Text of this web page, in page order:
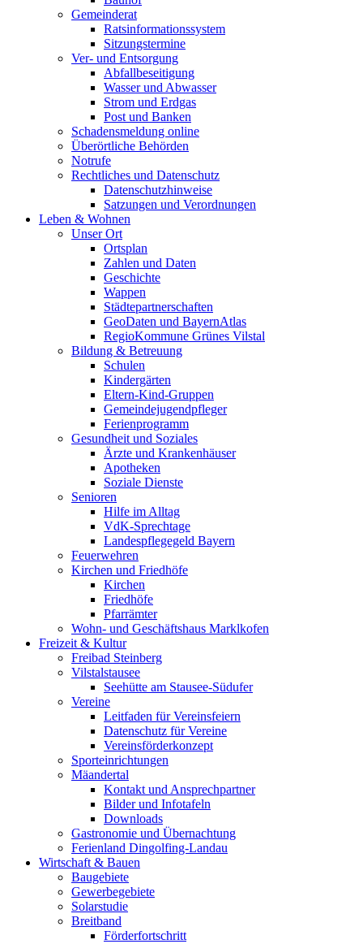
Gemeinderat
Ratsinformationssystem
Sitzungstermine
Ver- und Entsorgung
Abfallbeseitigung
Wasser und Abwasser
Strom und Erdgas
Post und Banken
Schadensmeldung online
Überörtliche Behörden
Notrufe
Rechtliches und Datenschutz
Datenschutzhinweise
Satzungen und Verordnungen
Leben & Wohnen
Unser Ort
Ortsplan
Zahlen und Daten
Geschichte
Wappen
Städtepartnerschaften
GeoDaten und BayernAtlas
RegioKommune Grünes Vilstal
Bildung & Betreuung
Schulen
Kindergärten
Eltern-Kind-Gruppen
Gemeindejugendpfleger
Ferienprogramm
Gesundheit und Soziales
Ärzte und Krankenhäuser
Apotheken
Soziale Dienste
Senioren
Hilfe im Alltag
VdK-Sprechtage
Landespflegegeld Bayern
Feuerwehren
Kirchen und Friedhöfe
Kirchen
Friedhöfe
Pfarrämter
Wohn- und Geschäftshaus Marklkofen
Freizeit & Kultur
Freibad Steinberg
Vilstalstausee
Seehütte am Stausee-Südufer
Vereine
Leitfaden für Vereinsfeiern
Datenschutz für Vereine
Vereinsförderkonzept
Sporteinrichtungen
Mäandertal
Kontakt und Ansprechpartner
Bilder und Infotafeln
Downloads
Gastronomie und Übernachtung
Ferienland Dingolfing-Landau
Wirtschaft & Bauen
Baugebiete
Gewerbegebiete
Solarstudie
Breitband
Förderfortschritt